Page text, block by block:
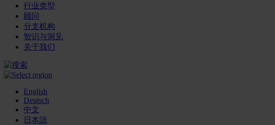
行业类型
顾问
分支机构
智识与洞见
关于我们
English
Deutsch
中文
日本語